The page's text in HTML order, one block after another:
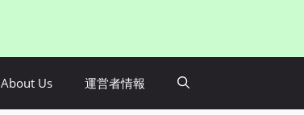
About Us 運営者情報